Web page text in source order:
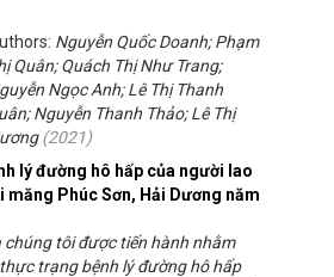
lý đường hô hấp của người lao
măng Phúc Sơn, Hải Dương năm
Nguyễn Quốc Doanh; Phạm
Quân; Quách Thị Như Trang;
Ngọc Anh; Lê Thị Thanh
Nguyễn Thanh Thảo; Lê Thị
(2021)
chúng tôi được tiến hành nhằm
trạng bệnh lý đường hô hấp